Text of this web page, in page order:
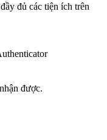
đủ các tiện ích trên
được.